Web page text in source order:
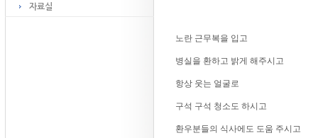
노란 근무복을 입고
병실을 환하고 밝게 해주시고
항상 웃는 얼굴로
구석 구석 청소도 하시고
환우분들의 식사에도 도움 주시고